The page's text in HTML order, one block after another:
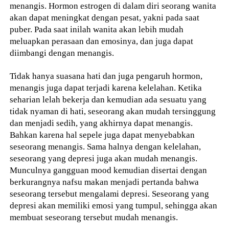
menangis. Hormon estrogen di dalam diri seorang wanita
akan dapat meningkat dengan pesat, yakni pada saat
puber. Pada saat inilah wanita akan lebih mudah
meluapkan perasaan dan emosinya, dan juga dapat
diimbangi dengan menangis.
Tidak hanya suasana hati dan juga pengaruh hormon,
menangis juga dapat terjadi karena kelelahan. Ketika
seharian lelah bekerja dan kemudian ada sesuatu yang
tidak nyaman di hati, seseorang akan mudah tersinggung
dan menjadi sedih, yang akhirnya dapat menangis.
Bahkan karena hal sepele juga dapat menyebabkan
seseorang menangis. Sama halnya dengan kelelahan,
seseorang yang depresi juga akan mudah menangis.
Munculnya gangguan mood kemudian disertai dengan
berkurangnya nafsu makan menjadi pertanda bahwa
seseorang tersebut mengalami depresi. Seseorang yang
depresi akan memiliki emosi yang tumpul, sehingga akan
membuat seseorang tersebut mudah menangis.